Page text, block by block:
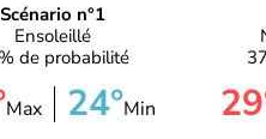
Scénario n°1
Ensoleillé
de probabilité
Max 24°Min